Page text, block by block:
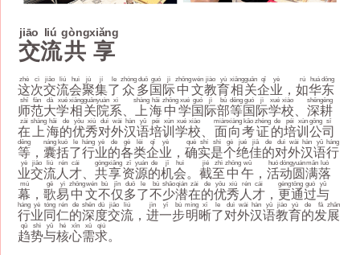
交
jiāo
流
liú
共
gòng
享
xiǎng
这
zhè
次
cì
交
jiāo
流
liú
会
huì
聚
jù
集
jí
了
le
众
zhòng
多
duō
国
guó
际
jì
中
zhōng
文
wén
教
jiào
育
yù
相
xiāng
关
guān
企
qǐ
业
yè
，如
rú
华
huá
东
dōng
师
shī
范
fàn
大
dà
学
xué
相
xiāng
关
guān
院
yuàn
系
xì
上
shàng
海
hǎi
中
zhōng
学
xué
国
guó
际
jì
部
bù
等
děng
国
guó
际
jì
学
xué
校
xiào
、深
shēn
耕
gēng
在
zài
上
shàng
海
hǎi
的
de
优
yōu
秀
xiù
对
duì
外
wài
汉
hàn
语
yǔ
培
péi
训
xùn
学
xué
校
xiào
面
miàn
向
xiàng
考
kǎo
证
zhèng
的
de
培
péi
训
xùn
公
gōng
司
sī
等
děng
， 囊
náng
括
kuò
了
le
行
háng
业
yè
的
de
各
gè
类
lèi
企
qǐ
业
yè
，确
què
实
shí
是
shì
个
gè
绝
jué
佳
jiā
的
de
对
duì
外
wài
汉
hàn
语
yǔ
行
háng
业
yè
交
jiāo
流
liú
人
rén
才
cái
、共
gòng
享
xiǎng
资
zī
源
yuán
的
de
机
jī
会
huì
。截
jié
至
zhì
中
zhōng
午
wǔ
，活
huó
动
dòng
圆
yuán
满
mǎn
落
luò
幕
mù
，歌
gē
易
yì
中
zhōng
文
wén
不
bù
仅
jǐn
多
duō
了
le
不
bù
少
shǎo
潜
qián
在
zài
的
de
优
yōu
秀
xiù
人
rén
才
cái
，更
gèng
通
tōng
过
guò
与
yǔ
行
háng
业
yè
同
tóng
仁
rén
的
de
深
shēn
度
dù
交
jiāo
流
liú
，进
jìn
一
yī
步
bù
明
míng
晰
xī
了
le
对
duì
外
wài
汉
hàn
语
yǔ
教
jiào
育
yù
的
de
发
fā
展
zhǎn
趋
qū
势
shì
与
yǔ
核
hé
心
xīn
需
xū
求
qiú
。